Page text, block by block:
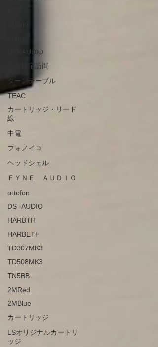
DYNAUDIO
お客様宅訪問
ターンテーブル
TEAC
カートリッジ・リード
線
中電
フォノイコ
ヘッドシェル
ＦＹＮＥ ＡＵＤＩＯ
ortofon
DS -AUDIO
HARBTH
HARBETH
TD307MK3
TD508MK3
TN5BB
2MRed
2MBlue
カートリッジ
LSオリジナルカートリ
ッジ